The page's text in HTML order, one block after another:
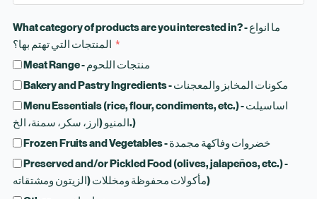
What category of products are you interested in? - ما انواع
Meat Range - منتجات اللحوم
Bakery and Pastry Ingredients - مكونات المخابز والمعجنات
Menu Essentials (rice, flour, condiments, etc.) - اساسيلت
المنيو (ارز، سكر، سمنة، الخ.)
Frozen Fruits and Vegetables - خضروات وفاكهة مجمدة
Preserved and/or Pickled Food (olives, jalapeños, etc.) -
مأكولات محفوظة ومخللات (الزيتون ومشتقاته)